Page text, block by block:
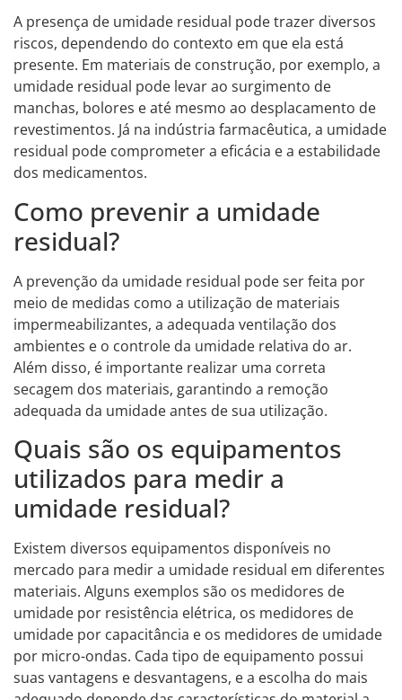
A presença de umidade residual pode trazer diversos
riscos, dependendo do contexto em que ela está
presente. Em materiais de construção, por exemplo, a
umidade residual pode levar ao surgimento de
manchas, bolores e até mesmo ao desplacamento de
revestimentos. Já na indústria farmacêutica, a umidade
residual pode comprometer a eficácia e a estabilidade
dos medicamentos.
Como prevenir a umidade
residual?
A prevenção da umidade residual pode ser feita por
meio de medidas como a utilização de materiais
impermeabilizantes, a adequada ventilação dos
ambientes e o controle da umidade relativa do ar.
Além disso, é importante realizar uma correta
secagem dos materiais, garantindo a remoção
adequada da umidade antes de sua utilização.
Quais são os equipamentos
utilizados para medir a
umidade residual?
Existem diversos equipamentos disponíveis no
mercado para medir a umidade residual em diferentes
materiais. Alguns exemplos são os medidores de
umidade por resistência elétrica, os medidores de
umidade por capacitância e os medidores de umidade
por micro-ondas. Cada tipo de equipamento possui
suas vantagens e desvantagens, e a escolha do mais